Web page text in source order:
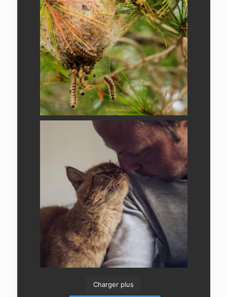
Charger plus